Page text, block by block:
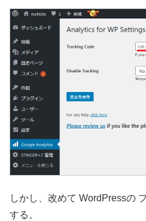
しかし、改めて WordPressの
する。